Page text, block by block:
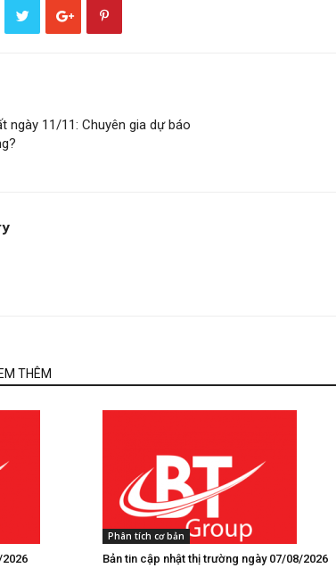
ngày 11/11: Chuyên gia dự báo
THÊM
Phân tích cơ bản
Bản tin cập nhật thị trường ngày 07/08/2026